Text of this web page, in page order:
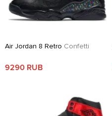
Air Jordan 8 Retro Confetti
9290 RUB